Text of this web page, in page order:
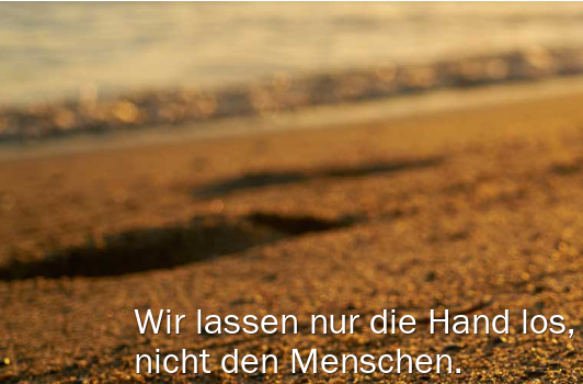
Wir lassen nur die Hand los,
nicht den Menschen.